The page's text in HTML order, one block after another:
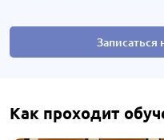
Записаться
Как проходит